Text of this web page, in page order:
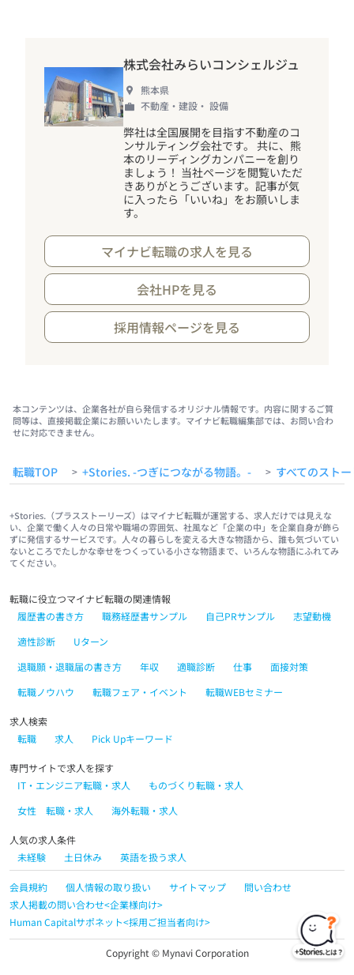
株式会社みらいコンシェルジュ
熊本県
不動産・建設・ 設備
弊社は全国展開を目指す不動産のコ
ンサルティング会社です。 共に、熊
本のリーディングカンパニーを創り
ましょう ！ 当社ページを閲覧いただ
きありがとうございます。記事が気
に入ったら「いいね」をお願いしま
す。
マイナビ転職の求人を見る
会社HPを見る
採用情報ページを見る
本コンテンツは、企業各社が自ら発信するオリジナル情報です。内容に関するご質
問等は、直接掲載企業にお願いいたします。マイナビ転職編集部では、お問い合わ
せに対応できません。
転職TOP > +Stories. -つぎにつながる物語。- > すべてのスト
+Stories.（プラスストーリーズ）はマイナビ転職が運営する、求人だけでは見えな
い、企業で働く人々の日常や職場の雰囲気、社風など「企業の中」を企業自身が飾ら
ずに発信するサービスです。人々の暮らしを変える大きな物語から、誰も気づいてい
ないところでたしかな幸せをつくっている小さな物語まで、いろんな物語にふれてみ
てください。
転職に役立つマイナビ転職の関連情報
履歴書の書き方
職務経歴書サンプル 自己PRサンプル
志望動機
適性診断
Uターン
退職願・退職届の書き方
年収 適職診断 仕事
面接対策
転職ノウハウ
転職フェア・イベント 転職WEBセミナー
求人検索
転職
求人 Pick Upキーワード
専門サイトで求人を探す
IT・エンジニア転職・求人
ものづくり転職・求人
女性 転職・求人
海外転職・求人
人気の求人条件
未経験
土日休み 英語を扱う求人
会員規約 個人情報の取り扱い サイトマップ
問い合わせ
求人掲載の問い合わせ<企業様向け>
Human Capitalサポネット<採用ご担当者向け>
Copyright © Mynavi Corporation